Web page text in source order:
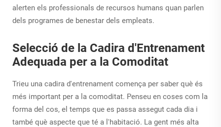
alerten els professionals de recursos humans quan parlen
dels programes de benestar dels empleats.
Selecció de la Cadira d'Entrenament
Adequada per a la Comoditat
Trieu una cadira d'entrenament comença per saber què és
més important per a la comoditat. Penseu en coses com la
forma del cos, el temps que es passa assegut cada dia i
també què aspecte que té a l'habitació. La gent més alta